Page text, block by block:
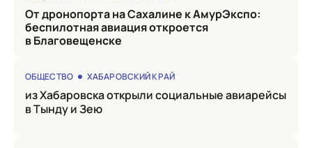
от дронопорта на Сахалине к АмурЭкспо:
беспилотная авиация откроется
в Благовещенске
ОБЩЕСТВО ХАБАРОВСКИЙ КРАЙ
из Хабаровска открыли социальные авиарейсы
в Тынду и Зею